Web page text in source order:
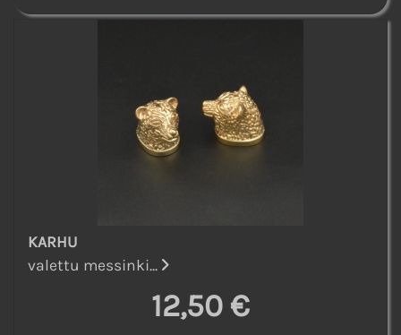
KARHU
valettu messinki...
12,50 €